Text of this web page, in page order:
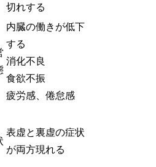
切れする
内臓の働きが低下
する
消化不良
食欲不振
疲労感、倦怠感
表虚と裏虚の症状
が両方現れる